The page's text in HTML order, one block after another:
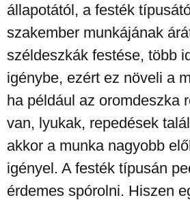
állapotától, a festék
szakember munkájának
széldeszkák festése, több
igénybe, ezért ez növeli a
ha például az oromdeszka
van, lyukak, repedések
akkor a munka nagyobb
igényel. A festék típusán
érdemes spórolni. Hiszen